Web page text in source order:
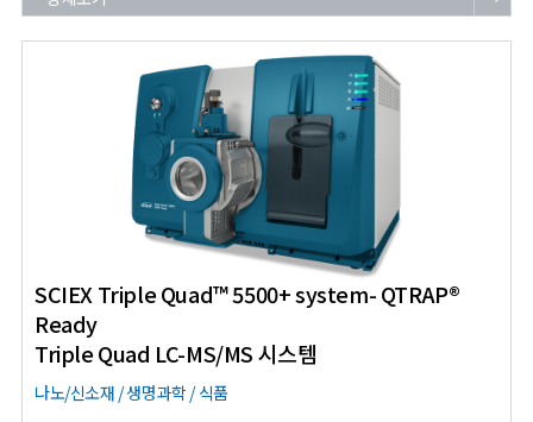
SCIEX Triple Quad™ 5500+ system- QTRAP®
Ready
Triple Quad LC-MS/MS 시스템
나노/신소재 / 생명과학 / 식품